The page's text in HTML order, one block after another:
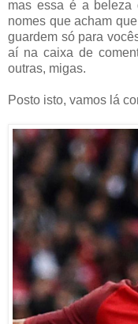
mas essa é a
nomes que acham
guardem só para
aí na caixa de
outras, migas.
Posto isto, vamos lá